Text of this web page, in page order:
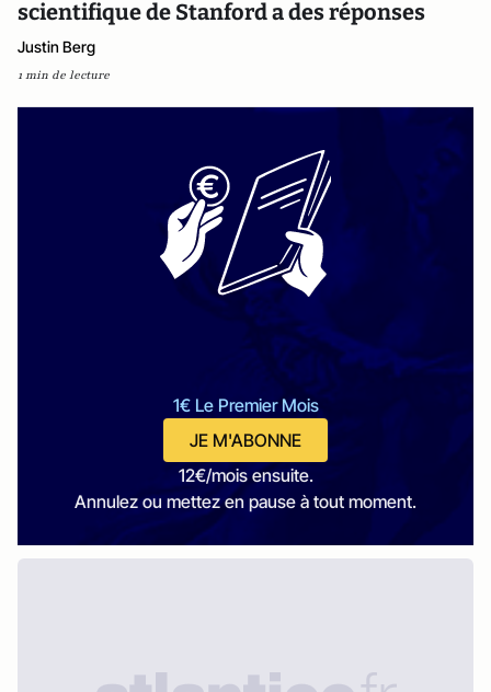
scientifique de Stanford a des réponses
Justin Berg
1 min de lecture
1€ Le Premier Mois
JE M'ABONNE
12€/mois ensuite.
Annulez ou mettez en pause à tout moment.